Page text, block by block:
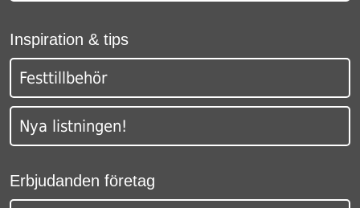
Inspiration & tips
Festtillbehör
Nya listningen!
Erbjudanden företag